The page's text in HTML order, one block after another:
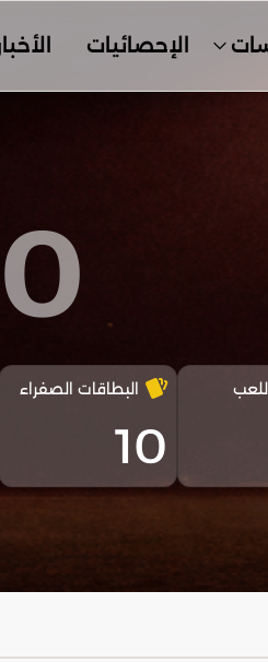
الإحصائيات
البطاقات الصفراء
10
0